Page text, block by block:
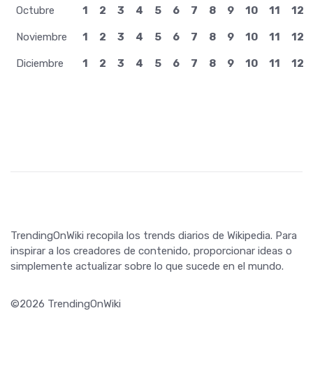
Octubre 1 2 3 4 5 6 7 8 9 10 11 12
Noviembre 1 2 3 4 5 6 7 8 9 10 11 12
Diciembre 1 2 3 4 5 6 7 8 9 10 11 12
TrendingOnWiki recopila los trends diarios de Wikipedia. Para
inspirar a los creadores de contenido, proporcionar ideas o
simplemente actualizar sobre lo que sucede en el mundo.
©2026 TrendingOnWiki